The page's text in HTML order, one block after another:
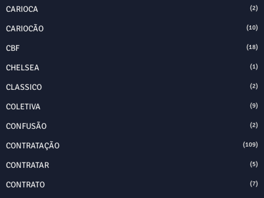
CARIOCA (2)
CARIOCÃO (10)
CBF (18)
CHELSEA (1)
CLASSICO (2)
COLETIVA (9)
CONFUSÃO (2)
CONTRATAÇÃO (109)
CONTRATAR (5)
CONTRATO (7)